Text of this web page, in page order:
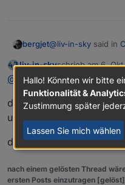
bergjet@liv-in-sky said in
@sigi234
der "depp" im
sauer auf mich :-
es gibt in
Haha, aber der
die Gemeinde
liv-in-skyschrieb am6.
zuletzt editiert
@
bergjet
das sind aber 2
und ein alter - ich lese nur
der neue ist 3 und der
nach einem gelösten Thread
ersten Posts einzutragen
Hallo! Könnten wir bitte
Funktionalität &
Zustimmung später
Lassen Sie mich wählen